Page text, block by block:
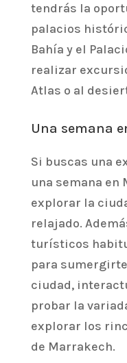
tendrás la
palacios
Bahía y el
realizar
Atlas o al
Una semana
Si buscas una
una semana
explorar la
relajado.
turísticos
para
ciudad,
probar la
explorar los
de Marrakech.